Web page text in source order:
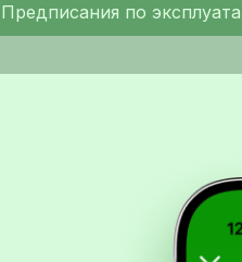
Предписания по